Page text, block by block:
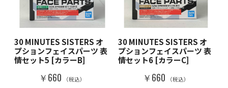
30 MINUTES SISTERS オ
プションフェイスパーツ 表
情セット5 [カラーB]
￥660 （税込）
30 MINUTES SISTERS オ
プションフェイスパーツ 表
情セット6 [カラーC]
￥660 （税込）